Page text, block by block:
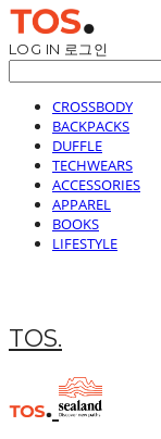
LOG IN 로그인
CROSSBODY
BACKPACKS
DUFFLE
TECHWEARS
ACCESSORIES
APPAREL
BOOKS
LIFESTYLE
TOS.